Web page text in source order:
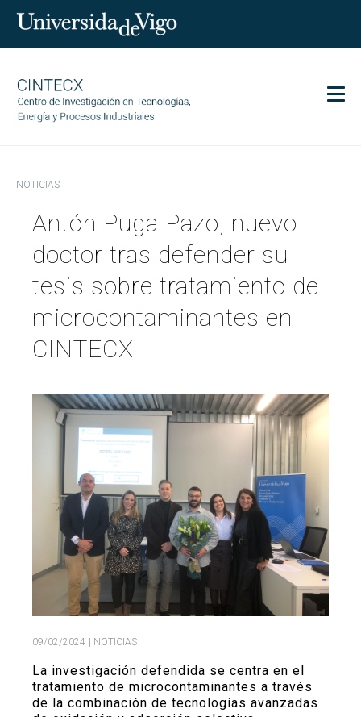
Investigación
Transferencia
Servicios
Ciencia y sociedad
Igualdad
GL EN Search
Buscar
por:
BUSCAR
TwitterInstagramYoutubeLinkedin
NOTICIAS
Antón Puga Pazo, nuevo
doctor tras defender su
tesis sobre tratamiento de
microcontaminantes en
CINTECX
09/02/2024 | NOTICIAS
La investigación defendida se centra en el
tratamiento de microcontaminantes a través
de la combinación de tecnologías avanzadas